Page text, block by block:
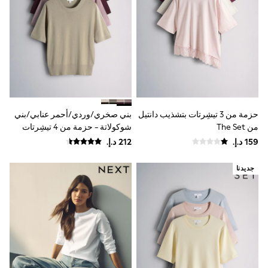
Occasionwear
Shirts
Linen Collection
Polo Shirts
Tops & T-Shirts
Trousers & Chinos
Swimwear
Hats & Caps
Vests
Beach Towels
Luggage
Angel & Rocket
B by Ted Baker
Baker by Ted Baker
Boden
Lipsy
Love & Roses
حزمة من 3 تيشِرتات بتشذيب دانتيل
من The Set
بني صخري/وردي/أحمر عنابي/بني
شوكولاتة - حزمة من 4 تيشِرتات
محبوكة بنمط ناعم بياقة بحافة
جديدنا